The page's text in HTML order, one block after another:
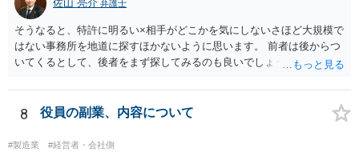
とになり、その中で株式買取の問題が生じることがあります。 そのた
め、会社との価格交渉がまとまらない場合には、第三者への譲渡を前
提とした譲渡承認請求という手続を検討する余地があるかどうかを含
めて整理することになります。もっとも、具体的な対応は、定款の内
た検討が必要となります。 （会社側から見た手続等については、拙筆
ではありますが、下記が参考になるかもしれません。 https://keiyaku-
watch.jp/chokoben/media/transfer-restrictedstock） なお、弁護士を探
す場合の検索ワードとしては、「会社法 弁護士」「企業法務 弁護
佐山 亮介 弁護士
そうなると、特許に明るい×相手がどこかを気にしないさほど大規模で
はない事務所を地道に探すほかないように思います。 前者は後からつ
いてくるとして、後者をまず探してみるのも良いでしょう。
8 役員の副業、内容について
#製造業 #経営者・会社側